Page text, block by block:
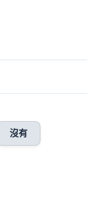
沒有